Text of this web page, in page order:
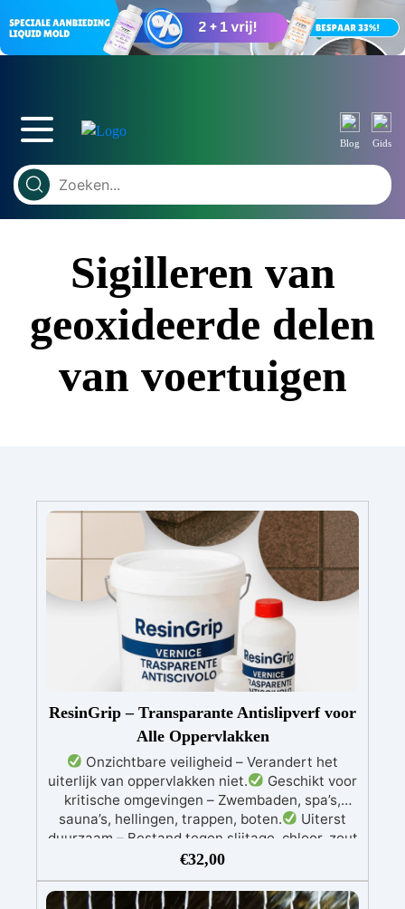
Blog Gids
Sigilleren van
geoxideerde delen
van voertuigen
ResinGrip – Transparante Antislipverf voor
Alle Oppervlakken
Onzichtbare veiligheid – Verandert het
uiterlijk van oppervlakken niet.
Geschikt voor
kritische omgevingen – Zwembaden, spa’s,
sauna’s, hellingen, trappen, boten.
Uiterst
duurzaam – Bestand tegen slijtage, chloor, zout
water en weersinvloeden. Levensduur van meer
componentensysteem, vult ook kleine
€32,00